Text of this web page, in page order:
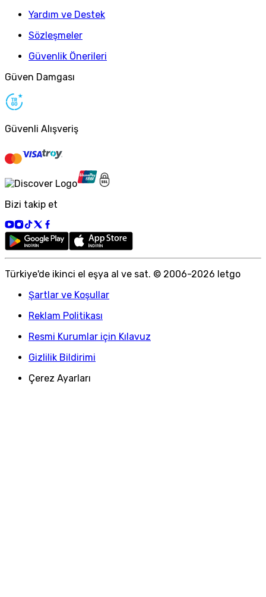
Yardım ve Destek
Sözleşmeler
Güvenlik Önerileri
Güven Damgası
Güvenli Alışveriş
Bizi takip et
Türkiye'de ikinci el eşya al ve sat. © 2006-2026 letgo
Şartlar ve Koşullar
Reklam Politikası
Resmi Kurumlar için Kılavuz
Gizlilik Bildirimi
Çerez Ayarları